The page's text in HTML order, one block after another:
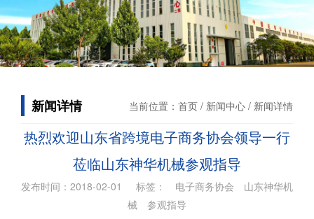
新闻详情 当前位置： 首页 / 新闻中心 / 新闻详情
热烈欢迎山东省跨境电子商务协会领导一行
莅临山东神华机械参观指导
发布时间：2018-02-01 标签： 电子商务协会
山东神华机
械
参观指导